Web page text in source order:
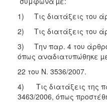
1) Τις διατάξεις του
2) Τις διατάξεις του
3) Την παρ. 4 του
όπως αναδιατυπώθηκε
22 του Ν. 3536/2007.
4) Τις διατάξεις της
3463/2006, όπως